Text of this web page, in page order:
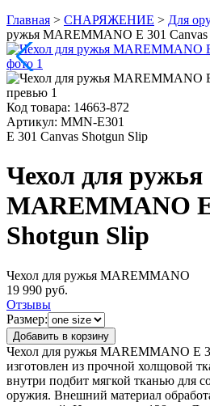
Главная > СНАРЯЖЕНИЕ > Для
ружья MAREMMANO E 301 Canvas
Код товара: 14663-872
Артикул: MMN-E301
E 301 Canvas Shotgun Slip
Чехол для ружья
MAREMMANO
Shotgun Slip
Чехол для ружья MAREMMANO
19 990 руб.
Отзывы
Размер:
Чехол для ружья MAREMMANO E
изготовлен из прочной холщовой
внутри подбит мягкой тканью для
оружия. Внешний материал